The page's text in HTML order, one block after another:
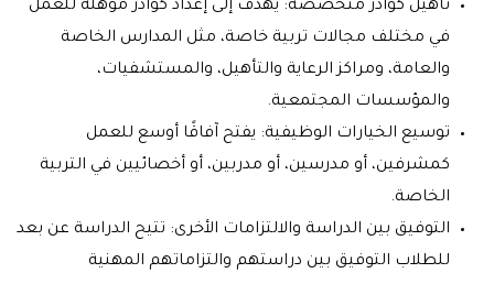
تأهيل كوادر متخصصة: يهدف إلى إعداد كوادر مؤهلة للعمل
في مختلف مجالات تربية خاصة، مثل المدارس الخاصة
والعامة، ومراكز الرعاية والتأهيل، والمستشفيات،
والمؤسسات المجتمعية.
توسيع الخيارات الوظيفية: يفتح آفاقًا أوسع للعمل
كمشرفين، أو مدرسين، أو مدربين، أو أخصائيين في التربية
الخاصة.
التوفيق بين الدراسة والالتزامات الأخرى: تتيح الدراسة عن بعد
للطلاب التوفيق بين دراستهم والتزاماتهم المهنية